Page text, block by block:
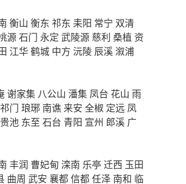
衡山 衡东 祁东 耒阳 常宁 双清
源石门 永定 武陵源 慈利 桑植 资
江华鹤城 中方 沅陵 辰溪 溆浦
谢家集 八公山 潘集 凤台 花山 雨
祁门 琅琊 南谯 来安 全椒 定远 凤
贵池 东至 石台 青阳 宣州 郎溪 广
丰润 曹妃甸 滦南 乐亭 迁西 玉田
曲周 武安 襄都信都任泽 南和 临